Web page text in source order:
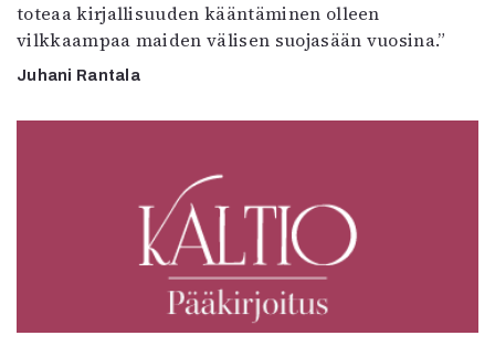
toteaa kirjallisuuden kääntäminen olleen
vilkkaampaa maiden välisen suojasään vuosina.”
Juhani Rantala